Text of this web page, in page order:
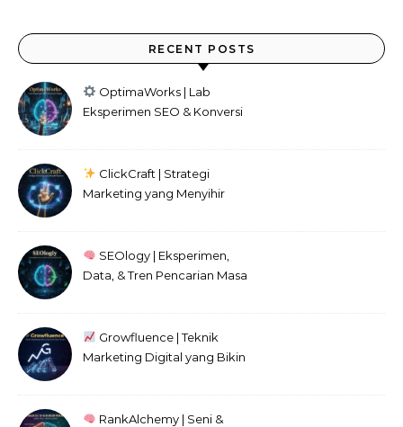
RECENT POSTS
OptimaWorks | Lab
Eksperimen SEO & Konversi
ClickCraft | Strategi
Marketing yang Menyihir
SEOlogy | Eksperimen,
Data, & Tren Pencarian Masa
Growfluence | Teknik
Marketing Digital yang Bikin
RankAlchemy | Seni &